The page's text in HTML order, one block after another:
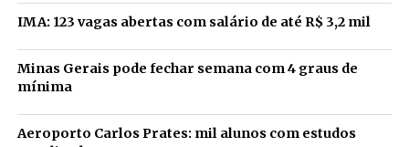
IMA: 123 vagas abertas com salário de até R$ 3,2 mil
Minas Gerais pode fechar semana com 4 graus de
mínima
Aeroporto Carlos Prates: mil alunos com estudos